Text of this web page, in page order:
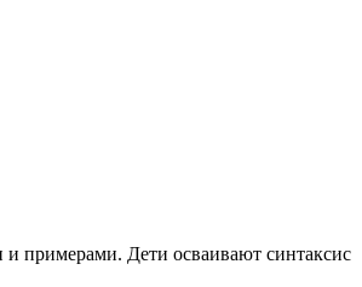
примерами. Дети осваивают синтаксис